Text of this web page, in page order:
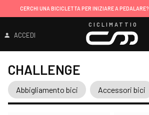
CERCHI UNA BICICLETTA PER INIZIARE A PEDALARE?
ACCEDI
CICLIMATTIO
CHALLENGE
Abbigliamento bici Accessori bici